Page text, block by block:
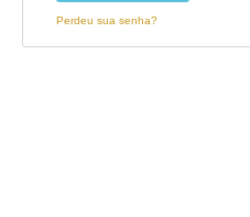
Perdeu sua senha?